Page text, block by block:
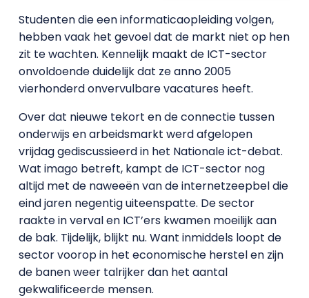
Studenten die een informaticaopleiding volgen,
hebben vaak het gevoel dat de markt niet op hen
zit te wachten. Kennelijk maakt de ICT-sector
onvoldoende duidelijk dat ze anno 2005
vierhonderd onvervulbare vacatures heeft.
Over dat nieuwe tekort en de connectie tussen
onderwijs en arbeidsmarkt werd afgelopen
vrijdag gediscussieerd in het Nationale ict-debat.
Wat imago betreft, kampt de ICT-sector nog
altijd met de naweeën van de internetzeepbel die
eind jaren negentig uiteenspatte. De sector
raakte in verval en ICT’ers kwamen moeilijk aan
de bak. Tijdelijk, blijkt nu. Want inmiddels loopt de
sector voorop in het economische herstel en zijn
de banen weer talrijker dan het aantal
gekwalificeerde mensen.